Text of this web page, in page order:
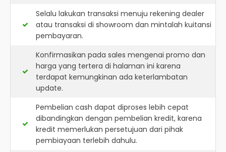
Selalu lakukan transaksi menuju rekening dealer
atau transaksi di showroom dan mintalah kuitansi
pembayaran.
Konfirmasikan pada sales mengenai promo dan
harga yang tertera di halaman ini karena
terdapat kemungkinan ada keterlambatan
update.
Pembelian cash dapat diproses lebih cepat
dibandingkan dengan pembelian kredit, karena
kredit memerlukan persetujuan dari pihak
pembiayaan terlebih dahulu.